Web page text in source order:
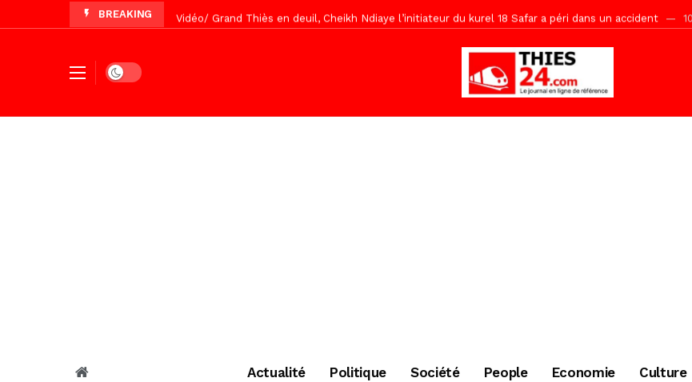
BREAKING Vidéo/ Grand Thiès en deuil, Cheikh Ndiaye l’initiateur du kurel 18 Safar a péri dans un accident
Vidéo/Magal Serigne Abdoulaye Yakhine, le Comité d’organisation dévoile ses priorités
Vidéo/Chérif Nehma Aïdara Diamaguène Nimzath Thiès, mesures annoncées pour une réussite
Tivaouane/L’hôpital Seydi El Hadji Malick Sy reçoit ses premiers malades lundi 10 Août 1 jour ago
Dark mode
Actualité Politique Société People Economie Culture